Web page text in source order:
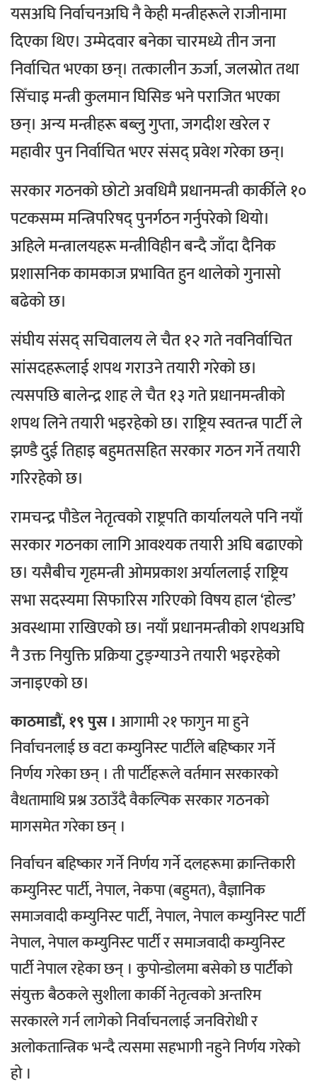
यसअघि निर्वाचनअघि नै केही मन्त्रीहरूले राजीनामा
दिएका थिए। उम्मेदवार बनेका चारमध्ये तीन जना
निर्वाचित भएका छन्। तत्कालीन ऊर्जा, जलस्रोत तथा
सिँचाइ मन्त्री कुलमान घिसिङ भने पराजित भएका
छन्। अन्य मन्त्रीहरू बब्लु गुप्ता, जगदीश खरेल र
महावीर पुन निर्वाचित भएर संसद् प्रवेश गरेका छन्।
सरकार गठनको छोटो अवधिमै प्रधानमन्त्री कार्कीले १०
पटकसम्म मन्त्रिपरिषद् पुनर्गठन गर्नुपरेको थियो।
अहिले मन्त्रालयहरू मन्त्रीविहीन बन्दै जाँदा दैनिक
प्रशासनिक कामकाज प्रभावित हुन थालेको गुनासो
बढेको छ।
संघीय संसद् सचिवालयले चैत १२ गते नवनिर्वाचित
सांसदहरूलाई शपथ गराउने तयारी गरेको छ।
त्यसपछिबालेन्द्र शाहले चैत १३ गते प्रधानमन्त्रीको
शपथ लिने तयारी भइरहेको छ।राष्ट्रिय स्वतन्त्र पार्टीले
झण्डै दुई तिहाइ बहुमतसहित सरकार गठन गर्ने तयारी
गरिरहेको छ।
रामचन्द्र पौडेलनेतृत्वको राष्ट्रपति कार्यालयले पनि नयाँ
सरकार गठनका लागि आवश्यक तयारी अघि बढाएको
छ।यसैबीच गृहमन्त्री ओमप्रकाश अर्याललाई राष्ट्रिय
सभा सदस्यमा सिफारिस गरिएको विषय हाल ‘होल्ड’
अवस्थामा राखिएको छ। नयाँ प्रधानमन्त्रीको शपथअघि
नै उक्त नियुक्ति प्रक्रिया टुङ्ग्याउने तयारी भइरहेको
जनाइएको छ।
काठमाडौं, १९ पुस ।आगामी २१ फागुन मा हुने
निर्वाचनलाई छ वटा कम्युनिस्ट पार्टीले बहिष्कार गर्ने
निर्णय गरेका छन् । ती पार्टीहरूले वर्तमान सरकारको
वैधतामाथि प्रश्न उठाउँदै वैकल्पिक सरकार गठनको
मागसमेत गरेका छन् ।
निर्वाचन बहिष्कार गर्ने निर्णय गर्ने दलहरूमा क्रान्तिकारी
कम्युनिस्ट पार्टी, नेपाल, नेकपा (बहुमत), वैज्ञानिक
समाजवादी कम्युनिस्ट पार्टी, नेपाल, नेपाल कम्युनिस्ट पार्टी
नेपाल, नेपाल कम्युनिस्ट पार्टी र समाजवादी कम्युनिस्ट
पार्टी नेपाल रहेका छन् ।कुपोन्डोलमा बसेको छ पार्टीको
संयुक्त बैठकले सुशीला कार्की नेतृत्वको अन्तरिम
सरकारले गर्न लागेको निर्वाचनलाई जनविरोधी र
अलोकतान्त्रिक भन्दै त्यसमा सहभागी नहुने निर्णय गरेको
हो ।